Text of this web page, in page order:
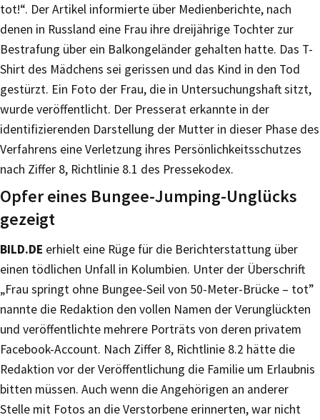
tot!“. Der Artikel informierte über Medienberichte, nach
denen in Russland eine Frau ihre dreijährige Tochter zur
Bestrafung über ein Balkongeländer gehalten hatte. Das T-
Shirt des Mädchens sei gerissen und das Kind in den Tod
gestürzt. Ein Foto der Frau, die in Untersuchungshaft sitzt,
wurde veröffentlicht. Der Presserat erkannte in der
identifizierenden Darstellung der Mutter in dieser Phase des
Verfahrens eine Verletzung ihres Persönlichkeitsschutzes
nach Ziffer 8, Richtlinie 8.1 des Pressekodex.
Opfer eines Bungee-Jumping-Unglücks
gezeigt
BILD.DE erhielt eine Rüge für die Berichterstattung über
einen tödlichen Unfall in Kolumbien. Unter der Überschrift
„Frau springt ohne Bungee-Seil von 50-Meter-Brücke – tot”
nannte die Redaktion den vollen Namen der Verunglückten
und veröffentlichte mehrere Porträts von deren privatem
Facebook-Account. Nach Ziffer 8, Richtlinie 8.2 hätte die
Redaktion vor der Veröffentlichung die Familie um Erlaubnis
bitten müssen. Auch wenn die Angehörigen an anderer
Stelle mit Fotos an die Verstorbene erinnerten, war nicht